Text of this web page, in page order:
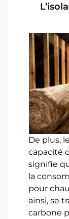
De plus,
capacité
signifie
la
pour
ainsi, se
carbone